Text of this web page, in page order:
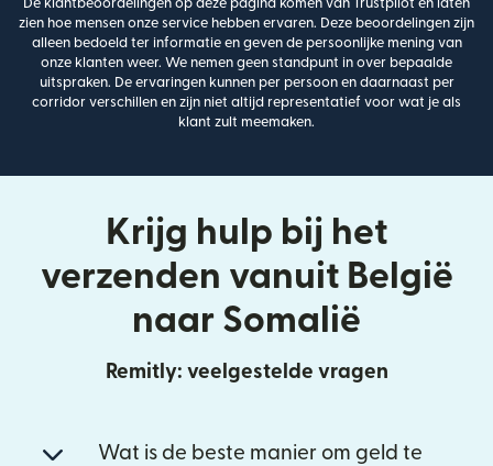
De klantbeoordelingen op deze pagina komen van Trustpilot en laten
zien hoe mensen onze service hebben ervaren. Deze beoordelingen zijn
alleen bedoeld ter informatie en geven de persoonlijke mening van
onze klanten weer. We nemen geen standpunt in over bepaalde
uitspraken. De ervaringen kunnen per persoon en daarnaast per
corridor verschillen en zijn niet altijd representatief voor wat je als
klant zult meemaken.
Krijg hulp bij het
verzenden vanuit België
naar Somalië
Remitly: veelgestelde vragen
Wat is de beste manier om geld te